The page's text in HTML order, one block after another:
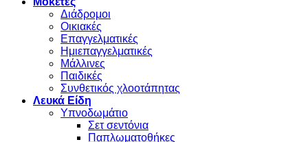
Διάδρομοι
Οικιακές
Επαγγελματικές
Ημιεπαγγελματικές
Μάλλινες
Παιδικές
Συνθετικός χλοοτάπητας
Λευκά Είδη
Υπνοδωμάτιο
Σετ σεντόνια
Παπλωματοθήκες